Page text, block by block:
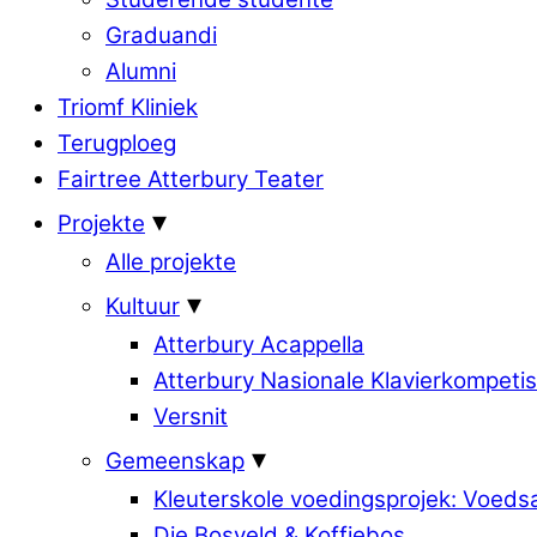
Graduandi
Alumni
Triomf Kliniek
Terugploeg
Fairtree Atterbury Teater
Projekte
Alle projekte
Kultuur
Atterbury Acappella
Atterbury Nasionale
Versnit
Gemeenskap
Kleuterskole voedingsprojek: